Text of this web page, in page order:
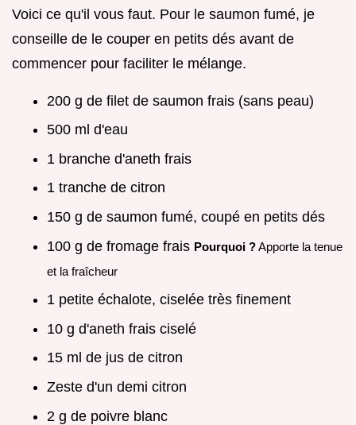
Voici ce qu'il vous faut. Pour le saumon fumé, je
conseille de le couper en petits dés avant de
commencer pour faciliter le mélange.
200 g de filet de saumon frais (sans peau)
500 ml d'eau
1 branche d'aneth frais
1 tranche de citron
150 g de saumon fumé, coupé en petits dés
100 g de fromage frais Pourquoi ?Apporte la tenue
et la fraîcheur
1 petite échalote, ciselée très finement
10 g d'aneth frais ciselé
15 ml de jus de citron
Zeste d'un demi citron
2 g de poivre blanc